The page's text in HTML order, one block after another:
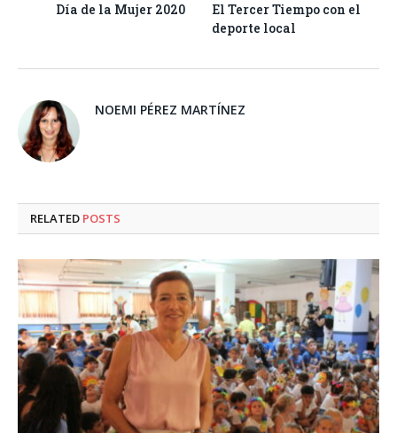
Día de la Mujer 2020
El Tercer Tiempo con el
deporte local
NOEMI PÉREZ MARTÍNEZ
RELATED POSTS